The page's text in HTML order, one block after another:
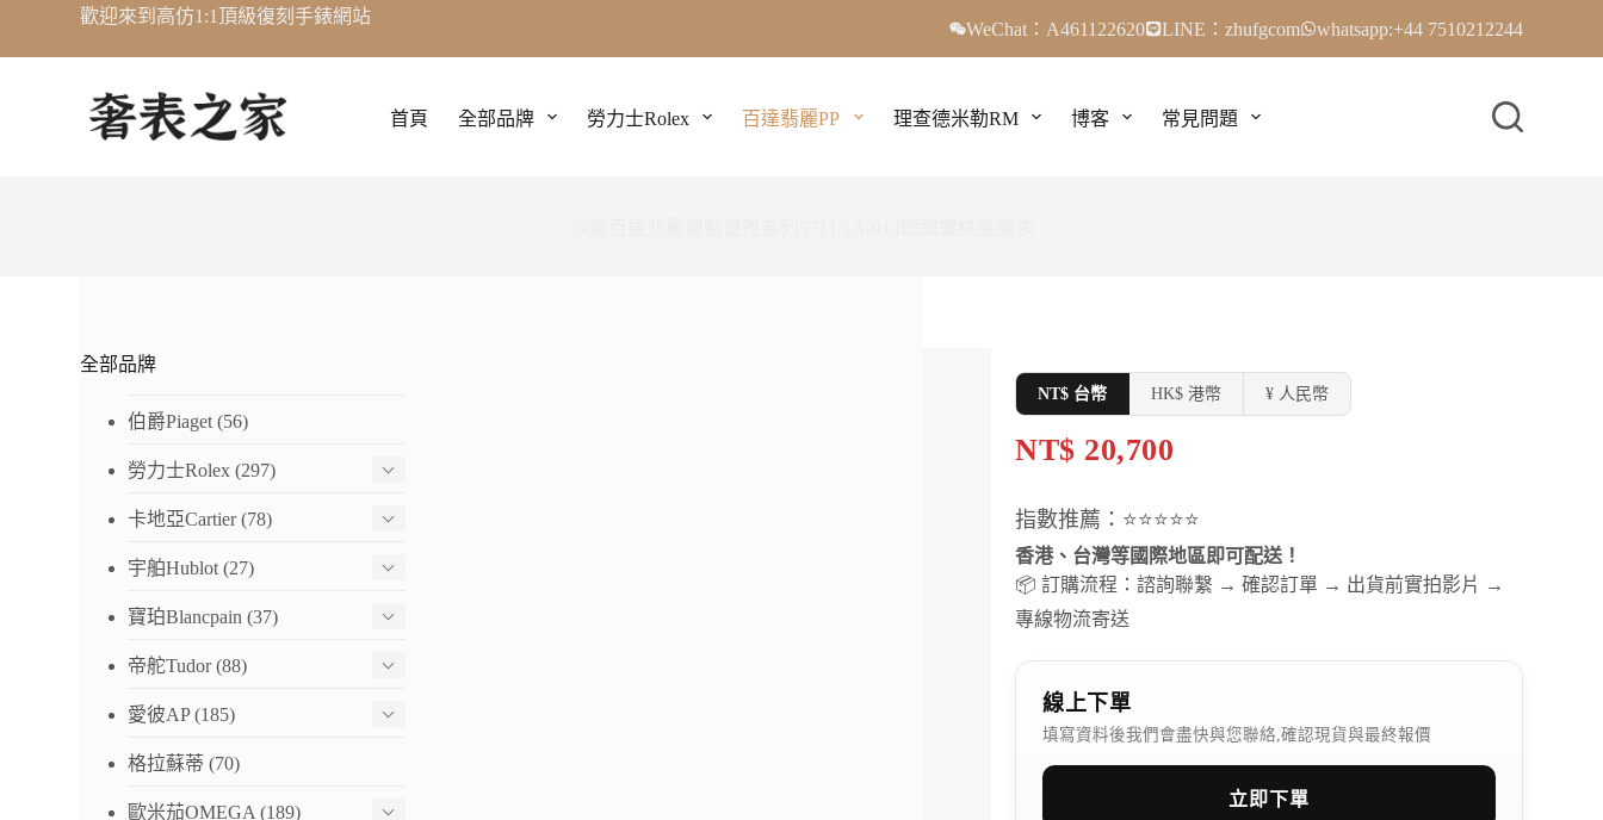
至
歡迎來到高仿1:1頂級復刻手錶網站
WeChat：A461122620 LINE：zhufgcom whatsapp:+44 7510212244
首頁 全部品牌 勞力士Rolex 百達翡麗PP 理查德米勒RM 博客 常見問題
NT$ 台幣 HK$ 港幣 ¥ 人民幣
NT$ 20,700
指數推薦：⭐⭐⭐⭐⭐
香港、台灣等國際地區即可配送！
📦 訂購流程：諮詢聯繫 → 確認訂單 → 出貨前實拍影片 →
專線物流寄送
線上下單
填寫資料後我們會盡快與您聯絡,確認現貨與最終報價
立即下單
全部品牌
伯爵Piaget (56)
勞力士Rolex (297)
卡地亞Cartier(78)
宇舶Hublot (27)
寶珀Blancpain (37)
帝舵Tudor(88)
愛彼AP(185)
格拉蘇蒂 (70)
歐米茄OMEGA (189)